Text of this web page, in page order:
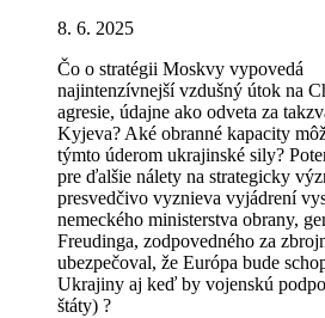
8. 6. 2025
Čo o stratégii Moskvy vypovedá
najintenzívnejšívzdušný útok na
agresie, údajne ako odveta za
Kyjeva? Aké obranné kapacity
týmto úderom ukrajinské sily?
pre ďalšie nálety na strategicky vý
presvedčivo vyznieva vyjádrení
nemeckého ministerstva obrany,
Freudinga, zodpovedného za
ubezpečoval, že Európa bude
Ukrajiny aj keď by vojenskú
štáty) ?